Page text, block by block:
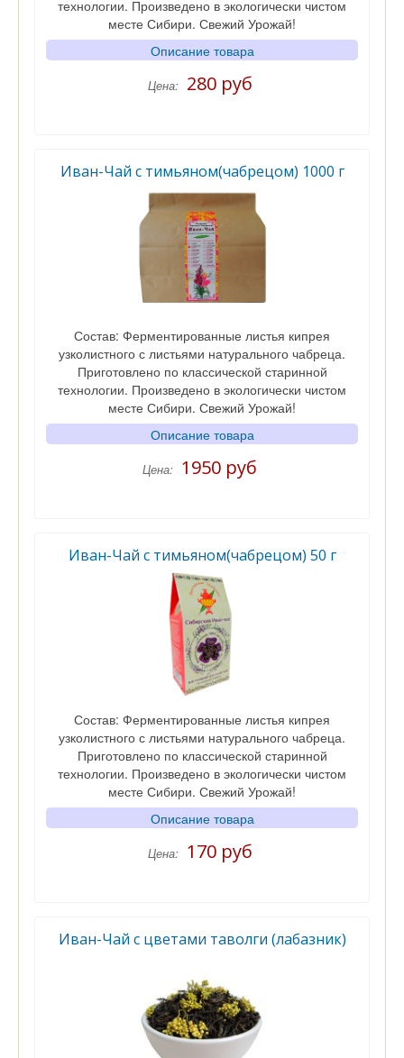
технологии. Произведено в экологически чистом
месте Сибири. Свежий Урожай!
Описание товара
Цена: 280 руб
Иван-Чай с тимьяном(чабрецом) 1000 г
Состав: Ферментированные листья кипрея
узколистного с листьями натурального чабреца.
Приготовлено по классической старинной
технологии. Произведено в экологически чистом
месте Сибири. Свежий Урожай!
Описание товара
Цена: 1950 руб
Иван-Чай с тимьяном(чабрецом) 50 г
Состав: Ферментированные листья кипрея
узколистного с листьями натурального чабреца.
Приготовлено по классической старинной
технологии. Произведено в экологически чистом
месте Сибири. Свежий Урожай!
Описание товара
Цена: 170 руб
Иван-Чай с цветами таволги (лабазник)